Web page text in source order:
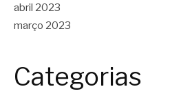
abril 2023
março 2023
Categorias